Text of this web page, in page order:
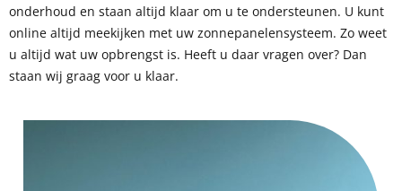
onderhoud en staan altijd klaar om u te ondersteunen. U kunt
online altijd meekijken met uw zonnepanelensysteem. Zo weet
u altijd wat uw opbrengst is. Heeft u daar vragen over? Dan
staan wij graag voor u klaar.